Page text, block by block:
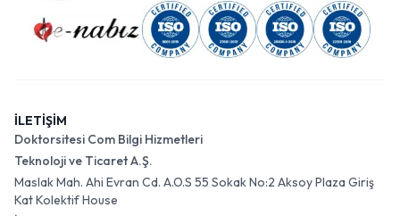
İLETİŞİM
Doktorsitesi Com Bilgi Hizmetleri
Teknoloji ve Ticaret A.Ş.
Maslak Mah. Ahi Evran Cd. A.O.S 55 Sokak No:2 Aksoy Plaza Giriş
Kat Kolektif House